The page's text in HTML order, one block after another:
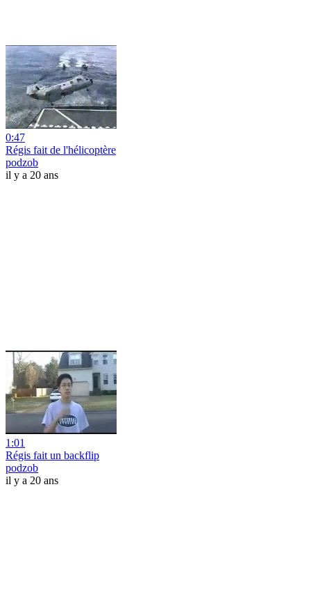
0:47
Régis fait de l'hélicoptère
podzob
il y a 20 ans
1:01
Régis fait un backflip
podzob
il y a 20 ans